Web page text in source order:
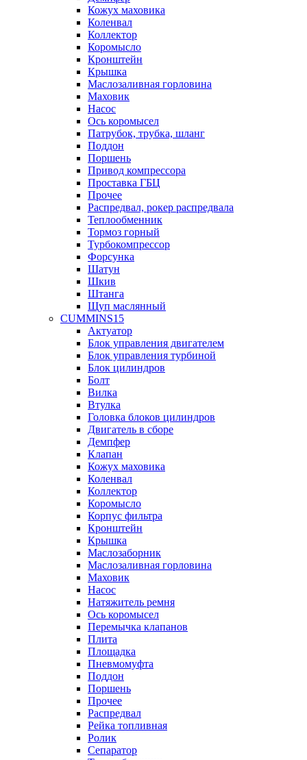
Кожух маховика
Коленвал
Коллектор
Коромысло
Кронштейн
Крышка
Маслозаливная горловина
Маховик
Насос
Ось коромысел
Патрубок, трубка, шланг
Поддон
Поршень
Привод компрессора
Проставка ГБЦ
Прочее
Распредвал, рокер распредвала
Теплообменник
Тормоз горный
Турбокомпрессор
Форсунка
Шатун
Шкив
Штанга
Щуп маслянный
CUMMINS15
Актуатор
Блок управления двигателем
Блок управления турбиной
Блок цилиндров
Болт
Вилка
Втулка
Головка блоков цилиндров
Двигатель в сборе
Демпфер
Клапан
Кожух маховика
Коленвал
Коллектор
Коромысло
Корпус фильтра
Кронштейн
Крышка
Маслозаборник
Маслозаливная горловина
Маховик
Насос
Натяжитель ремня
Ось коромысел
Перемычка клапанов
Плита
Площадка
Пневмомуфта
Поддон
Поршень
Прочее
Распредвал
Рейка топливная
Ролик
Сепаратор